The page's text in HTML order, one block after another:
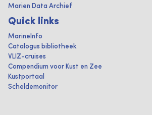
Marien Data Archief
Quick links
MarineInfo
Catalogus bibliotheek
VLIZ-cruises
Compendium voor Kust en Zee
Kustportaal
Scheldemonitor